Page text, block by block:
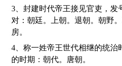
3、封建时代帝王接见官吏，发号施令的地方，与“野”相
对：朝廷。上朝。退朝。朝野
房。
4、称一姓帝王世代相继的统治时代；亦称某一个皇帝统治
的时期：朝代。唐朝。